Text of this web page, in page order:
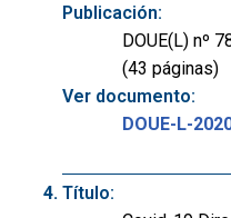
Publicación:
DOUE(L) nº
(43 páginas)
Ver documento:
DOUE-L-
Título: